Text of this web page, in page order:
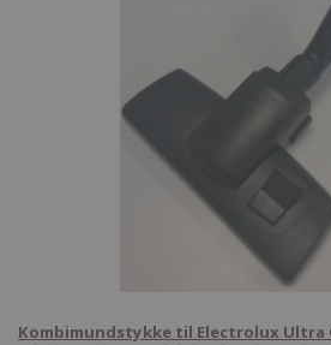
Kombimundstykke til Electrolux Ultra